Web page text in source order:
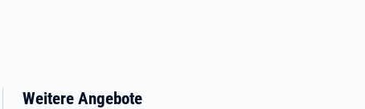
Weitere Angebote